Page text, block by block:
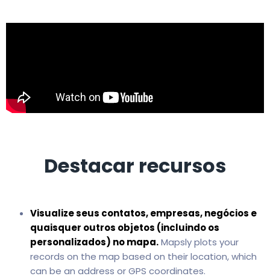
Destacar recursos
Visualize seus contatos, empresas, negócios e
quaisquer outros objetos (incluindo os
personalizados) no mapa.Mapsly plots your
records on the map based on their location, which
can be an address or GPS coordinates.